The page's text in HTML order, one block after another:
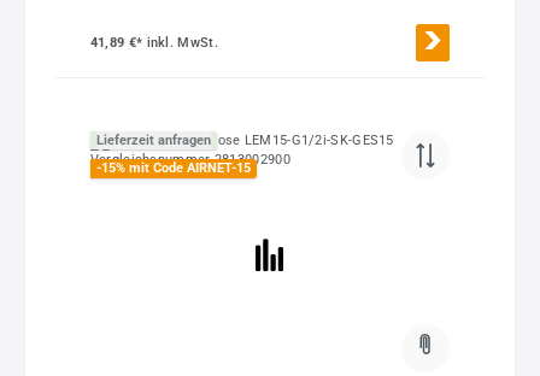
41,89 €* inkl. MwSt.
Lieferzeit anfragen
-15% mit Code AIRNET-15